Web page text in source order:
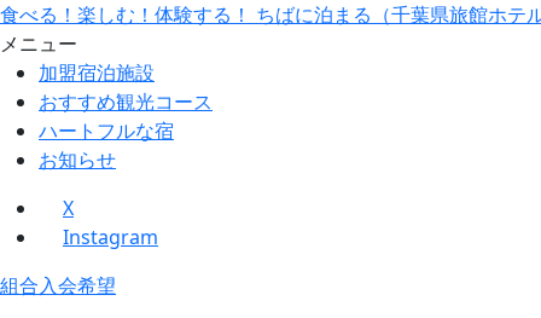
食べる！楽しむ！体験する！ ちばに泊まる（千葉県旅館ホテル
メニュー
加盟宿泊施設
おすすめ観光コース
ハートフルな宿
お知らせ
X
Instagram
組合入会希望